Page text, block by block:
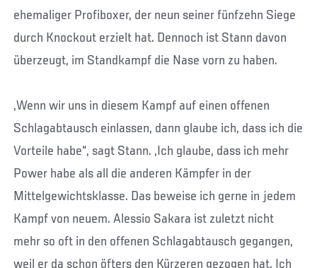
ehemaliger Profiboxer, der neun seiner fünfzehn Siege
durch Knockout erzielt hat. Dennoch ist Stann davon
überzeugt, im Standkampf die Nase vorn zu haben.
„Wenn wir uns in diesem Kampf auf einen offenen
Schlagabtausch einlassen, dann glaube ich, dass ich die
Vorteile habe“, sagt Stann. „Ich glaube, dass ich mehr
Power habe als all die anderen Kämpfer in der
Mittelgewichtsklasse. Das beweise ich gerne in jedem
Kampf von neuem. Alessio Sakara ist zuletzt nicht
mehr so oft in den offenen Schlagabtausch gegangen,
weil er da schon öfters den Kürzeren gezogen hat. Ich